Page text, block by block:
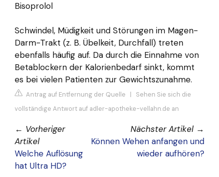
Bisoprolol
Schwindel, Müdigkeit und Störungen im Magen-
Darm-Trakt (z. B. Übelkeit, Durchfall) treten
ebenfalls häufig auf. Da durch die Einnahme von
Betablockern der Kalorienbedarf sinkt, kommt
es bei vielen Patienten zur Gewichtszunahme.
Antrag auf Entfernung der Quelle | Sehen Sie sich die
vollständige Antwort auf adler-apotheke-vellahn.de an
← Vorheriger
Artikel
Welche Auflösung
hat Ultra HD?
Nächster Artikel →
Können Wehen anfangen und
wieder aufhören?